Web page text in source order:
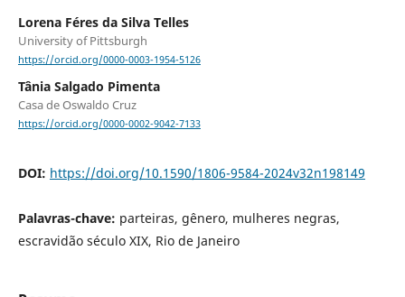
Lorena Féres da Silva Telles
University of Pittsburgh
https://orcid.org/0000-0003-1954-5126
Tânia Salgado Pimenta
Casa de Oswaldo Cruz
https://orcid.org/0000-0002-9042-7133
DOI: https://doi.org/10.1590/1806-9584-2024v32n198149
Palavras-chave: parteiras, gênero, mulheres negras,
escravidão século XIX, Rio de Janeiro